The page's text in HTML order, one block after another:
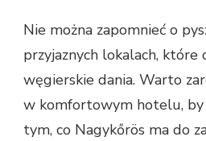
Nie można zapomnieć o
przyjaznych lokalach,
węgierskie dania. Warto
w komfortowym hotelu, by
tym, co Nagykőrös ma do